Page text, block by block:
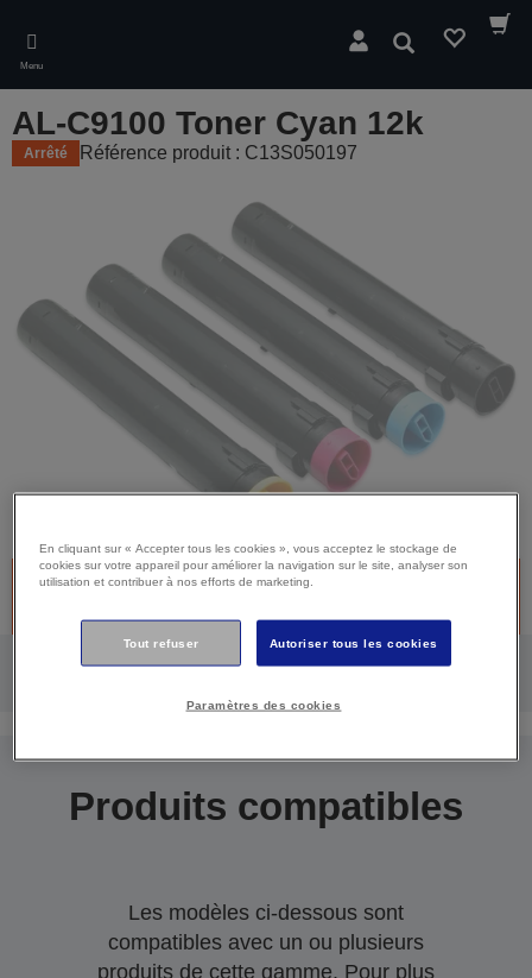
main
content
Menu
Rechercher
AL-C9100 Toner Cyan 12k
Arrêté Référence produit : C13S050197
Produit discontinué -Désolé, ce produit n’est plus disponible.
Produits compatibles
Les modèles ci-dessous sont
compatibles avec un ou plusieurs
produits de cette gamme. Pour plus
En cliquant sur « Accepter tous les cookies », vous acceptez le stockage de
cookies sur votre appareil pour améliorer la navigation sur le site, analyser son
utilisation et contribuer à nos efforts de marketing.
Tout refuser Autoriser tous les cookies
Paramètres des cookies